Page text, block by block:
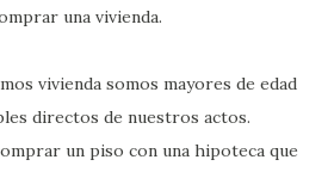
una vivienda.
vivienda somos mayores de edad
directos de nuestros actos.
un piso con una hipoteca que